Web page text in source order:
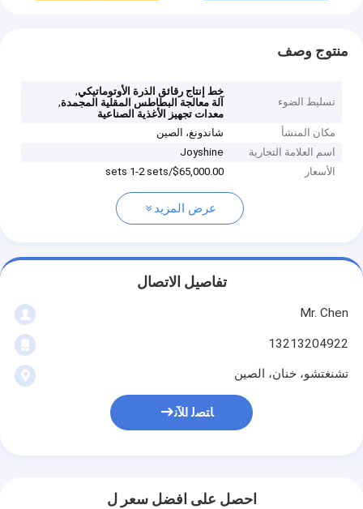
منتوج وصف
تسليط الضوء
خط إنتاج رقائق الذرة الأوتوماتيكي,
آلة معالجة البطاطس المقلية المجمدة,
معدات تجهيز الأغذية الصناعية
مكان المنشأ
شاندونغ، الصين
اسم العلامة التجارية
Joyshine
الأسعار
$65,000.00/sets 1-2 sets
عرض المزيد
تفاصيل الاتصال
Mr. Chen
13213204922
تشنغتشو، خنان، الصين
ﺎﺘﺼﻟ ﺍﻶﻧ
احصل على افضل سعر ل